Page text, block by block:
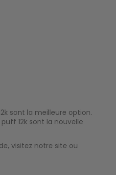
sont la meilleure option.
12k sont la nouvelle
visitez notre site ou